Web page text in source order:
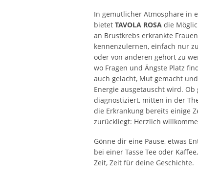
In gemütlicher Atmosphäre in
bietet TAVOLA ROSA die
an Brustkrebs erkrankte Frauen
kennenzulernen, einfach nur
oder von anderen gehört zu
wo Fragen und Ängste Platz
auch gelacht, Mut gemacht
Energie ausgetauscht wird. Ob
diagnostiziert, mitten in der
die Erkrankung bereits einige
zurückliegt: Herzlich
Gönne dir eine Pause, etwas
bei einer Tasse Tee oder
Zeit, Zeit für deine Geschichte.